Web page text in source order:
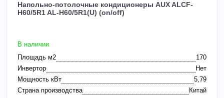
Напольно-потолочные кондиционеры AUX ALCF-
H60/5R1 AL-H60/5R1(U) (on/off)
В наличии
Площадь м2
170
Инвертор
Нет
Мощность кВт
5,79
Страна производства
Китай